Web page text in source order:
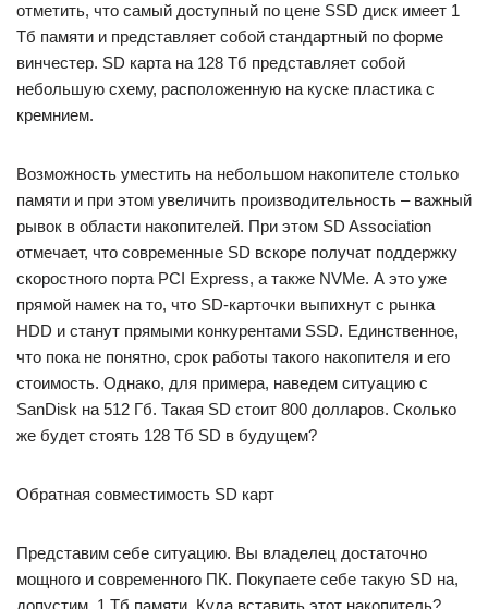
отметить, что самый доступный по цене SSD диск имеет 1
Тб памяти и представляет собой стандартный по форме
винчестер. SD карта на 128 Тб представляет собой
небольшую схему, расположенную на куске пластика с
кремнием.
Возможность уместить на небольшом накопителе столько
памяти и при этом увеличить производительность – важный
рывок в области накопителей. При этом SD Association
отмечает, что современные SD вскоре получат поддержку
скоростного порта PCI Express, а также NVMe. А это уже
прямой намек на то, что SD-карточки выпихнут с рынка
HDD и станут прямыми конкурентами SSD. Единственное,
что пока не понятно, срок работы такого накопителя и его
стоимость. Однако, для примера, наведем ситуацию с
SanDisk на 512 Гб. Такая SD стоит 800 долларов. Сколько
же будет стоять 128 Тб SD в будущем?
Обратная совместимость SD карт
Представим себе ситуацию. Вы владелец достаточно
мощного и современного ПК. Покупаете себе такую SD на,